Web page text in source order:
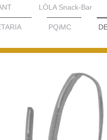
LÒLA Snack-Bar
PQiMC